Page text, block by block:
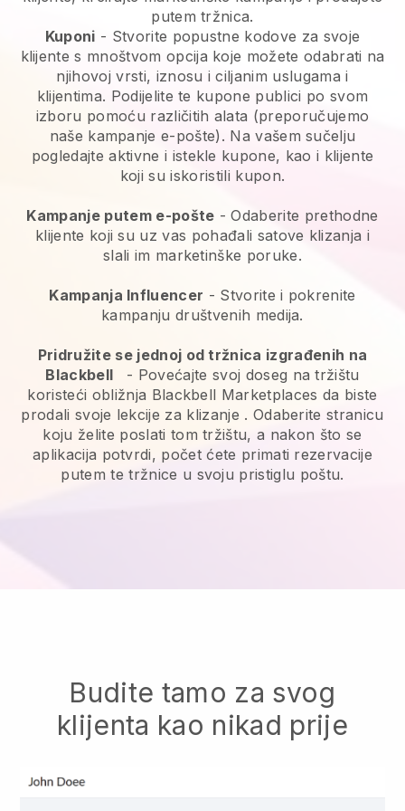
putem tržnica.
Kuponi - Stvorite popustne kodove za svoje
klijente s mnoštvom opcija koje možete odabrati na
njihovoj vrsti, iznosu i ciljanim uslugama i
klijentima. Podijelite te kupone publici po svom
izboru pomoću različitih alata (preporučujemo
naše kampanje e-pošte). Na vašem sučelju
pogledajte aktivne i istekle kupone, kao i klijente
koji su iskoristili kupon.
Kampanje putem e-pošte -Odaberite prethodne
klijente koji su uz vas pohađali satove klizanja i
slali im marketinške poruke.
Kampanja Influencer - Stvorite i pokrenite
kampanju društvenih medija.
Pridružite se jednoj od tržnica izgrađenih na
Blackbell
- Povećajte svoj doseg na tržištu
koristeći obližnja Blackbell Marketplaces da biste
prodali svoje lekcije za klizanje . Odaberite stranicu
koju želite poslati tom tržištu, a nakon što se
aplikacija potvrdi, počet ćete primati rezervacije
putem te tržnice u svoju pristiglu poštu.
Budite tamo za svog
klijenta kao nikad prije